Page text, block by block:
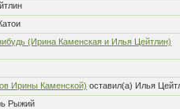
(Ирина Каменская и Илья Цейтлин)
Ирины Каменской) оставил(а) Илья
Рыжий